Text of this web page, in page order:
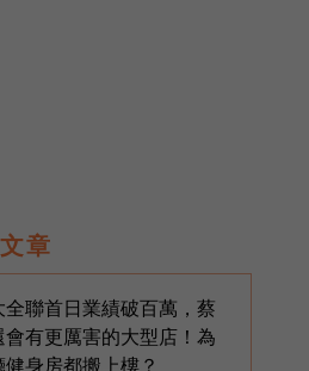
章
聯首日業績破百萬，蔡
有更厲害的大型店！為
身房都搬上樓？